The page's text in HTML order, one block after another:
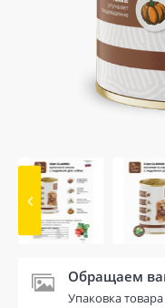
Обращаем
Упаковка